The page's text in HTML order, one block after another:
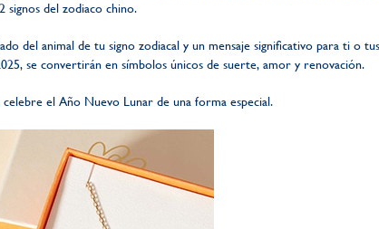
signos del zodiaco chino.
del animal de tu signo zodiacal y un mensaje significativo para ti o
se convertirán en símbolos únicos de suerte, amor y renovación.
el Año Nuevo Lunar de una forma especial.